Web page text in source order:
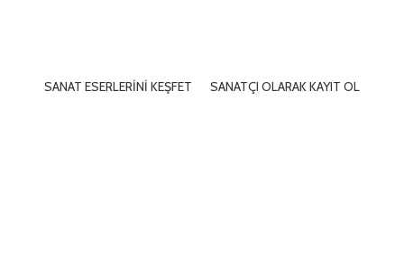
SANAT ESERLERİNİ KEŞFET SANATÇI OLARAK KAYIT OL